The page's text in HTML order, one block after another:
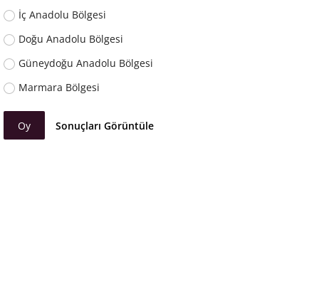
İç Anadolu Bölgesi
Doğu Anadolu Bölgesi
Güneydoğu Anadolu Bölgesi
Marmara Bölgesi
Oy Sonuçları Görüntüle